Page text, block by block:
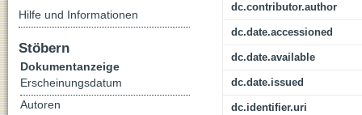
dc.contributor.author
dc.date.accessioned
dc.date.available
dc.date.issued
dc.identifier.uri
Hilfe und Informationen
Stöbern
Dokumentanzeige
Erscheinungsdatum
Autoren